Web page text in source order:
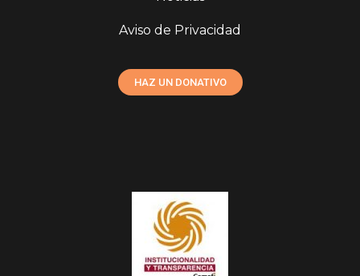
Aviso de Privacidad
HAZ UN DONATIVO